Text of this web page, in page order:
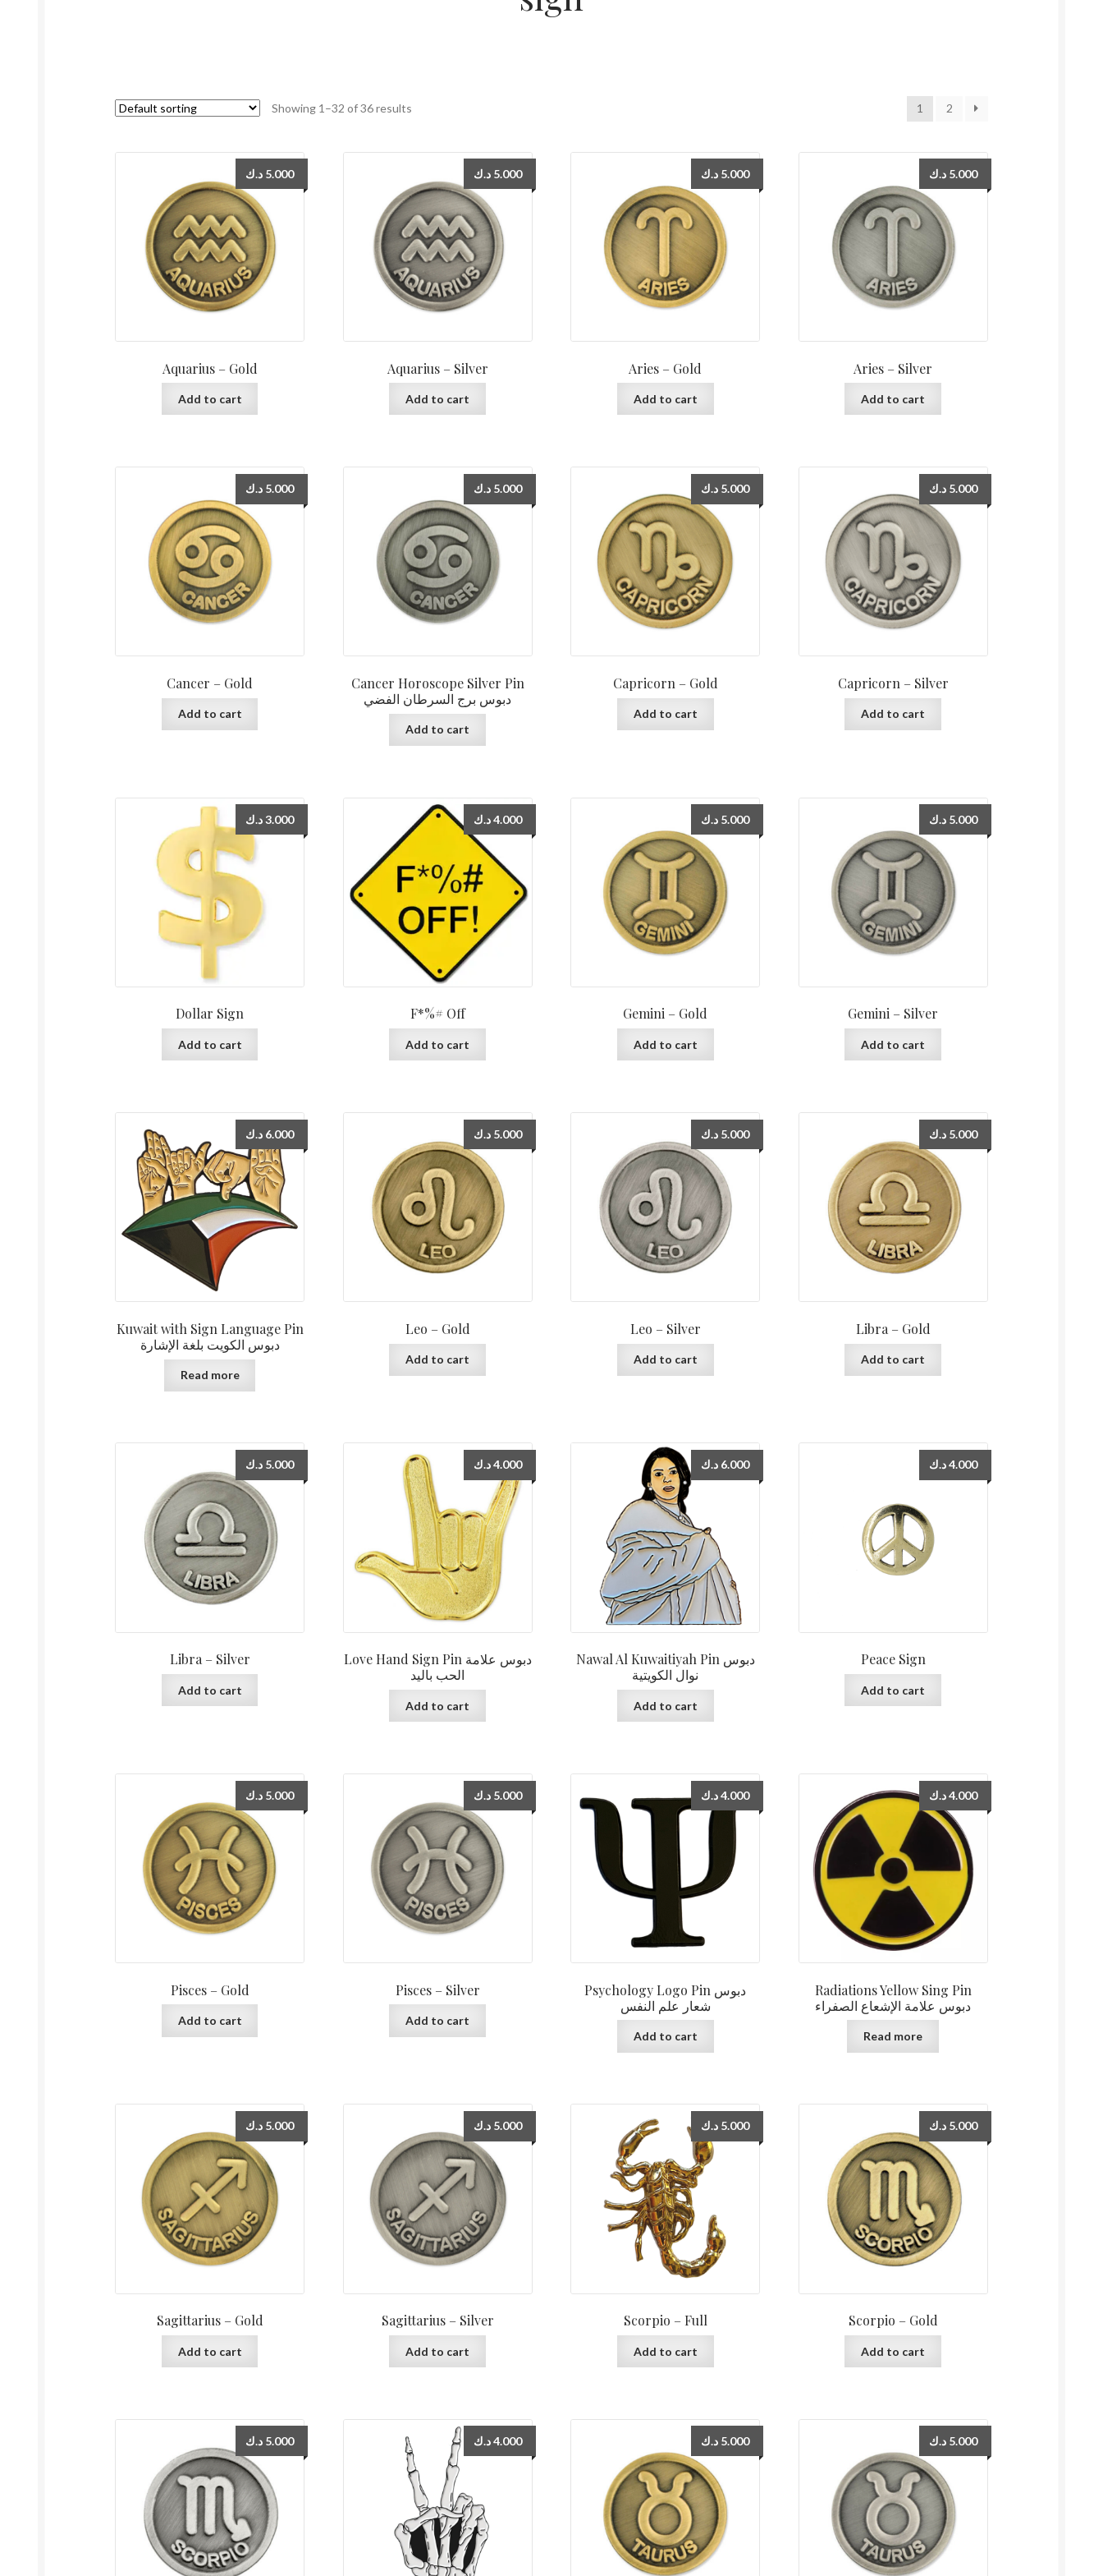
Showing 1–32 of 36 results 1 2
Aquarius – Gold
5.000 د.ك
Add to cart
Aquarius – Silver
5.000 د.ك
Add to cart
Aries – Gold
5.000 د.ك
Add to cart
Aries – Silver
5.000 د.ك
Add to cart
Cancer – Gold
5.000 د.ك
Add to cart
Cancer Horoscope Silver Pin
دبوس برج السرطان الفضي
5.000 د.ك
Add to cart
Capricorn – Gold
5.000 د.ك
Add to cart
Capricorn – Silver
5.000 د.ك
Add to cart
Dollar Sign
3.000د.ك
Add to cart
F*%# Off
4.000د.ك
Add to cart
Gemini – Gold
5.000 د.ك
Add to cart
Gemini – Silver
5.000 د.ك
Add to cart
Kuwait with Sign Language Pin
دبوس الكويت بلغة الإشارة
6.000 د.ك
Read more
Leo – Gold
5.000 د.ك
Add to cart
Leo – Silver
5.000 د.ك
Add to cart
Libra – Gold
5.000 د.ك
Add to cart
Libra – Silver
5.000 د.ك
Add to cart
Love Hand Sign Pin دبوس علامة
الحب باليد
4.000د.ك
Add to cart
Nawal Al Kuwaitiyah Pin دبوس
نوال الكويتية
6.000 د.ك
Add to cart
Peace Sign
4.000د.ك
Add to cart
Pisces – Gold
5.000 د.ك
Add to cart
Pisces – Silver
5.000 د.ك
Add to cart
Psychology Logo Pin دبوس
شعار علم النفس
4.000 د.ك
Add to cart
Radiations Yellow Sing Pin
دبوس علامة الإشعاع الصفراء
4.000د.ك
Read more
Sagittarius – Gold
5.000 د.ك
Add to cart
Sagittarius – Silver
5.000 د.ك
Add to cart
Scorpio – Full
5.000 د.ك
Add to cart
Scorpio – Gold
5.000 د.ك
Add to cart
5.000 د.ك 4.000د.ك 5.000 د.ك 5.000 د.ك